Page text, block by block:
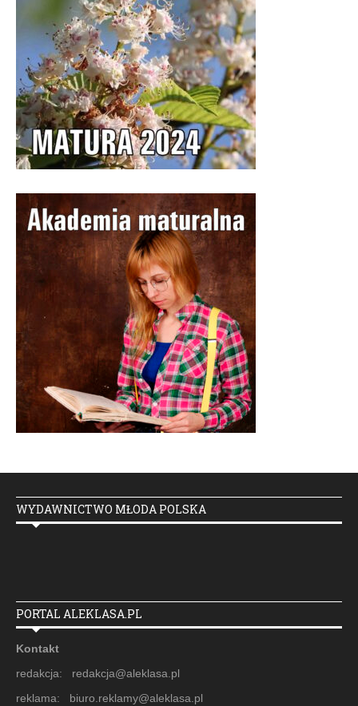
WYDAWNICTWO MŁODA POLSKA
PORTAL ALEKLASA.PL
Kontakt
redakcja: redakcja@aleklasa.pl
reklama: biuro.reklamy@aleklasa.pl